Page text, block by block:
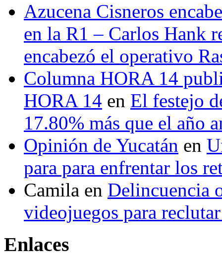
Azucena Cisneros
en la R1 – Carlos Hank
encabezó el operativo
Columna HORA 14
HORA 14 en El festejo
17.80% más que el año
Opinión de Yucatán en
para para enfrentar los
Camila en Delincuencia
videojuegos para
Enlaces